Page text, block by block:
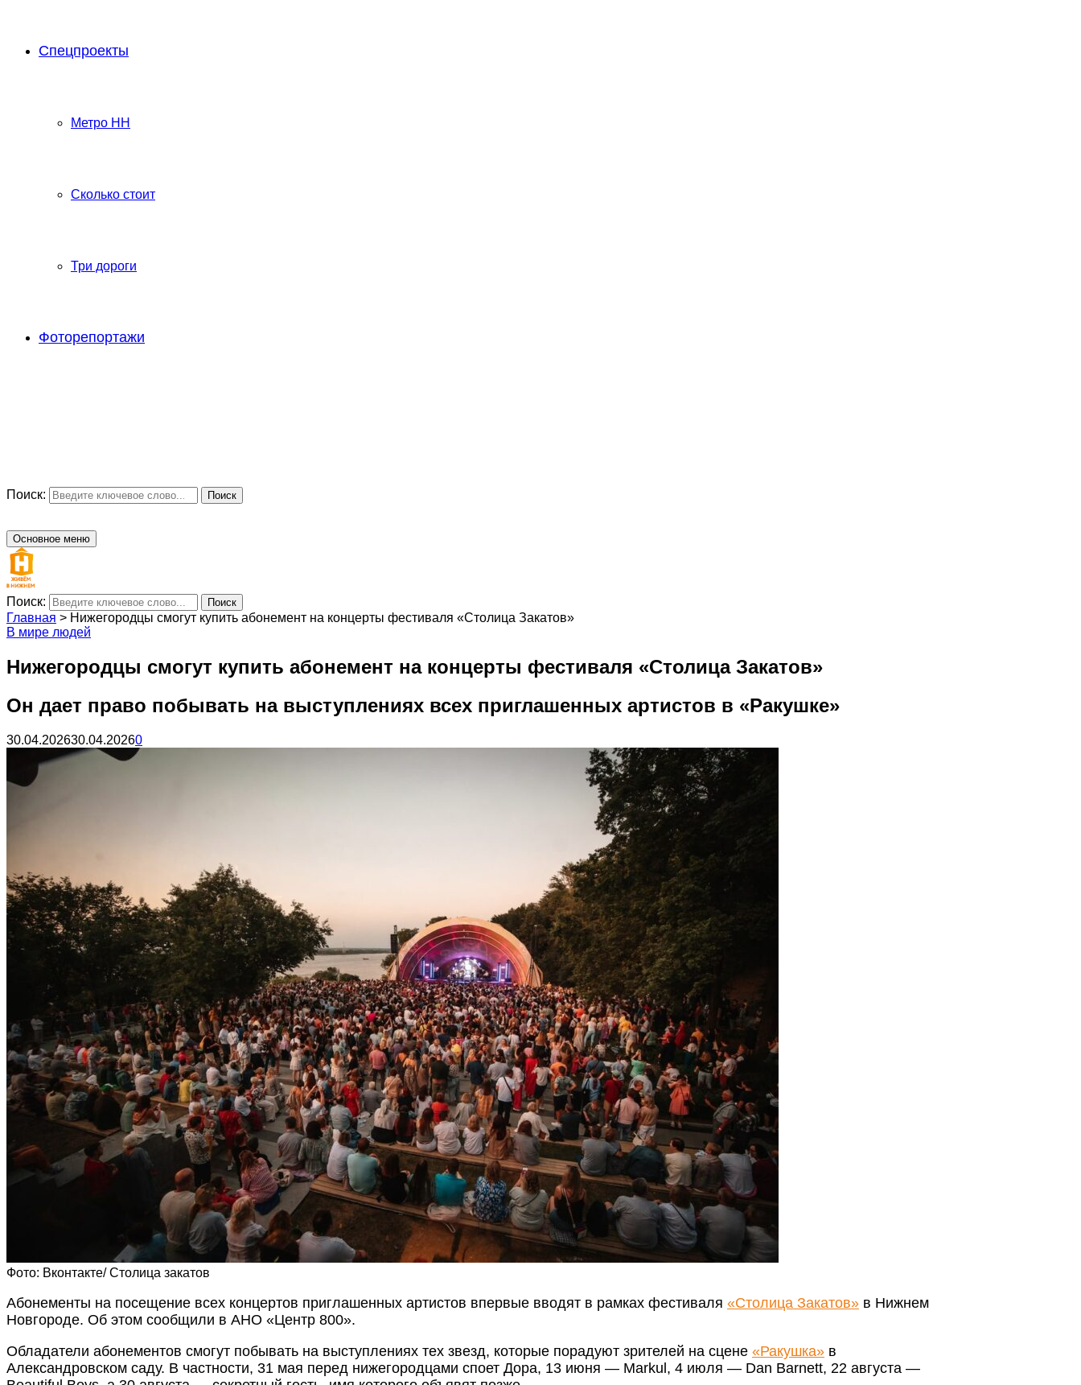
Спецпроекты
Метро НН
Сколько стоит
Три дороги
Фоторепортажи
Поиск: Поиск
Основное меню
Поиск: Поиск
Главная > Нижегородцы смогут купить абонемент на концерты фестиваля «Столица Закатов»
В мире людей
Нижегородцы смогут купить абонемент на концерты фестиваля «Столица Закатов»
Он дает право побывать на выступлениях всех приглашенных артистов в «Ракушке»
30.04.202630.04.20260
Фото: Вконтакте/ Столица закатов
Абонементы на посещение всех концертов приглашенных артистов впервые вводят в рамках фестиваля «Столица Закатов» в Нижнем
Новгороде. Об этом сообщили в АНО «Центр 800».
Обладатели абонементов смогут побывать на выступлениях тех звезд, которые порадуют зрителей на сцене «Ракушка» в
Александровском саду. В частности, 31 мая перед нижегородцами споет Дора, 13 июня — Markul, 4 июля — Dan Barnett, 22 августа —